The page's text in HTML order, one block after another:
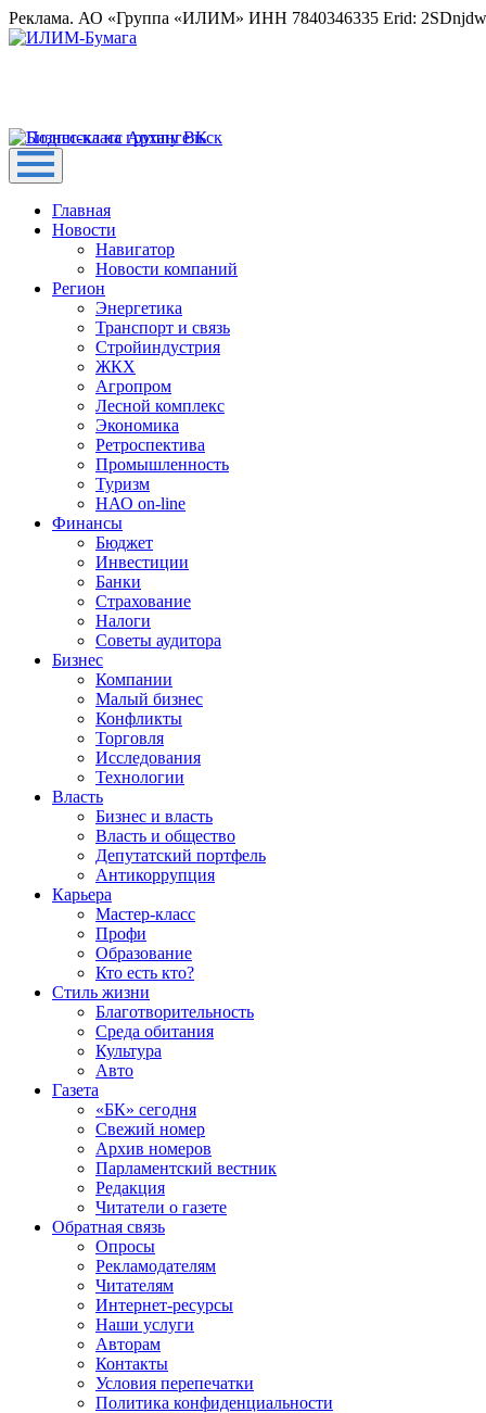
Реклама. АО «Группа «ИЛИМ» ИНН 7840346335 Erid:
Главная
Новости
Навигатор
Новости компаний
Регион
Энергетика
Транспорт и связь
Стройиндустрия
ЖКХ
Агропром
Лесной комплекс
Экономика
Ретроспектива
Промышленность
Туризм
НАО on-line
Финансы
Бюджет
Инвестиции
Банки
Страхование
Налоги
Советы аудитора
Бизнес
Компании
Малый бизнес
Конфликты
Торговля
Исследования
Технологии
Власть
Бизнес и власть
Власть и общество
Депутатский портфель
Антикоррупция
Карьера
Мастер-класс
Профи
Образование
Кто есть кто?
Стиль жизни
Благотворительность
Среда обитания
Культура
Авто
Газета
«БК» сегодня
Свежий номер
Архив номеров
Парламентский вестник
Редакция
Читатели о газете
Обратная связь
Опросы
Рекламодателям
Читателям
Интернет-ресурсы
Наши услуги
Авторам
Контакты
Условия перепечатки
Политика конфиденциальности